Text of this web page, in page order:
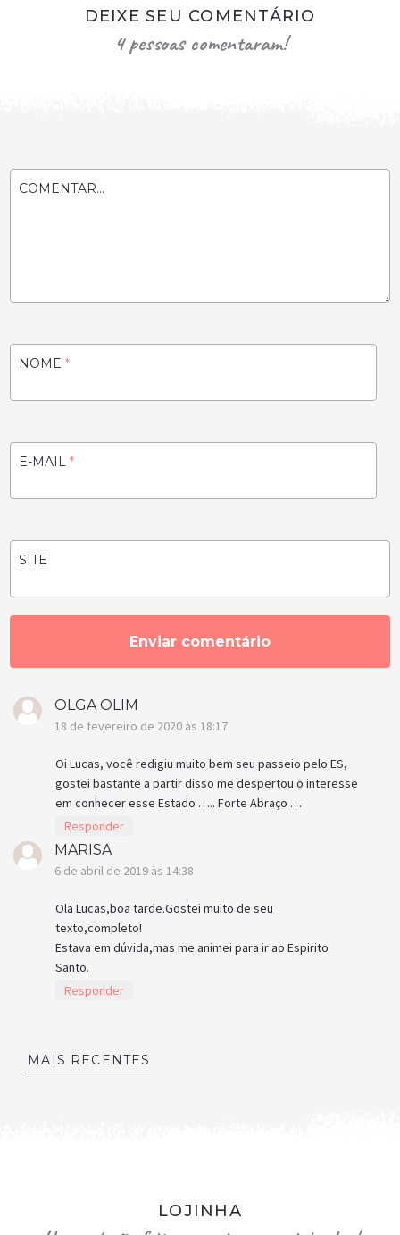
DEIXE SEU COMENTÁRIO
4 pessoas comentaram!
COMENTAR...
NOME*
E-MAIL*
SITE
OLGA OLIM
18 de fevereiro de 2020 às 18:17
Oi Lucas, você redigiu muito bem seu passeio pelo ES,
gostei bastante a partir disso me despertou o interesse
em conhecer esse Estado ….. Forte Abraço …
Responder
MARISA
6 de abril de 2019 às 14:38
Ola Lucas,boa tarde.Gostei muito de seu
texto,completo!
Estava em dúvida,mas me animei para ir ao Espirito
Santo.
Responder
MAIS RECENTES
LOJINHA